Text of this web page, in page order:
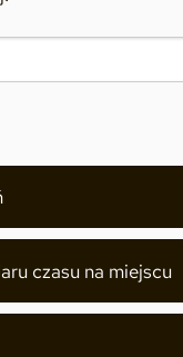
czasu na miejscu